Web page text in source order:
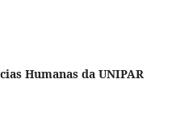
Humanas da UNIPAR